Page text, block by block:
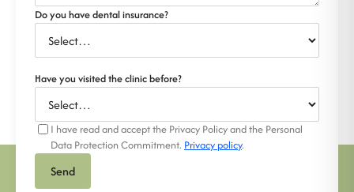
Do you have dental insurance?
Have you visited the clinic before?
I have read and accept the Privacy Policy and the Personal
Data Protection Commitment. Privacy policy.
Send